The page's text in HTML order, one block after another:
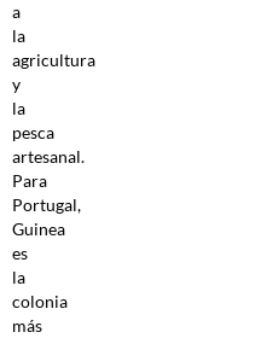
a
la
agricultura
y
la
pesca
artesanal.
Para
Portugal,
Guinea
es
la
colonia
más